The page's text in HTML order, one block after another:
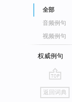
全部
音频例句
视频例句
权威例句
go
top
返回词典